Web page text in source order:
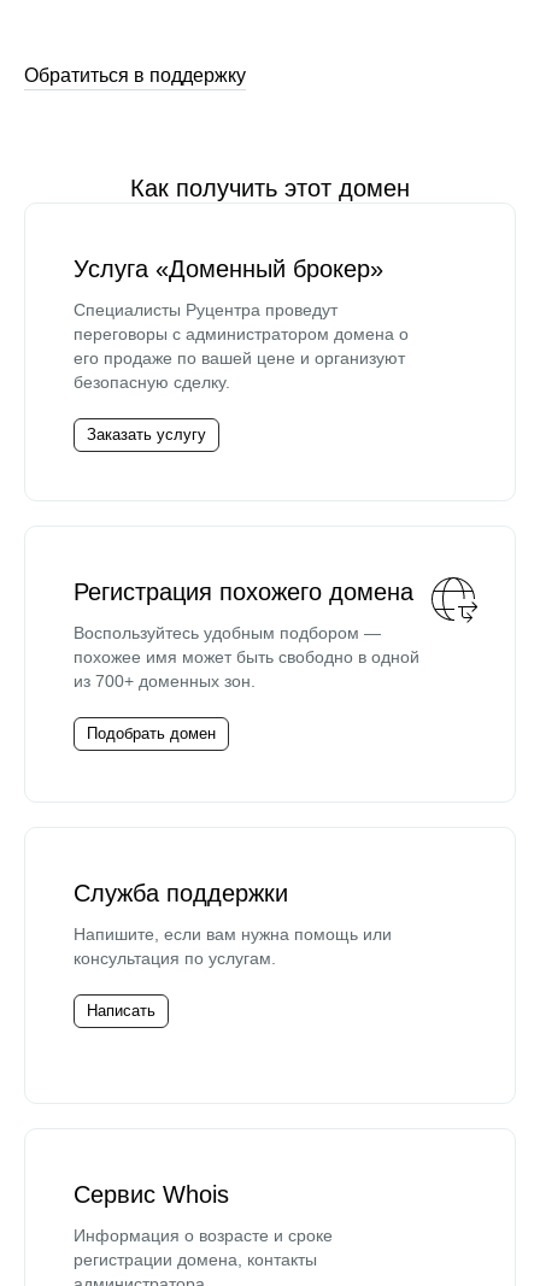
Обратиться в поддержку
Как получить этот домен
Услуга «Доменный брокер»
Специалисты Руцентра проведут
переговоры с администратором домена о
его продаже по вашей цене и организуют
безопасную сделку.
Заказать услугу
Регистрация похожего домена
Воспользуйтесь удобным подбором —
похожее имя может быть свободно в одной
из 700+ доменных зон.
Подобрать домен
Служба поддержки
Напишите, если вам нужна помощь или
консультация по услугам.
Написать
Сервис Whois
Информация о возрасте и сроке
регистрации домена, контакты